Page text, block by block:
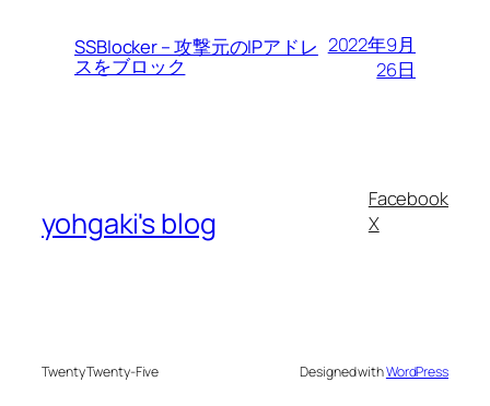
SSBlocker – 攻撃元のIPアドレ
スをブロック
2022年9月
26日
yohgaki's blog
Facebook
X
Twenty Twenty-Five Designed withWordPress